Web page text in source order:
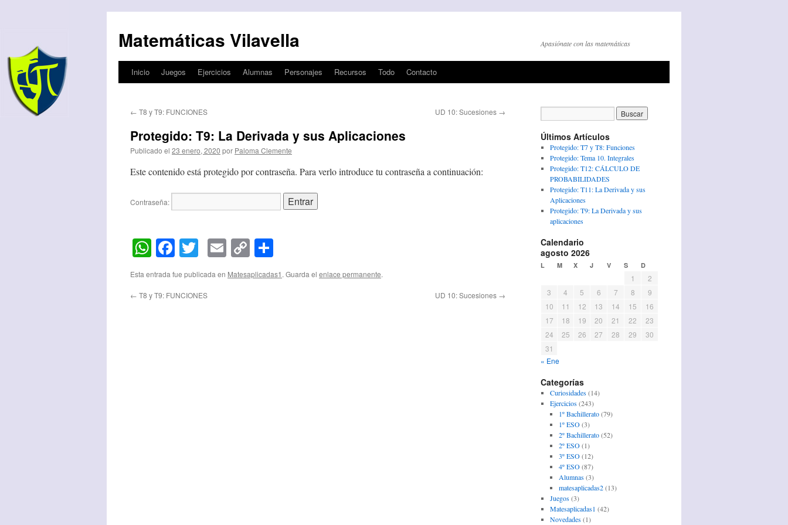
Matemáticas Vilavella Apasiónate con las matemáticas
Saltar
contenido
Inicio Juegos Ejercicios Alumnas Personajes Recursos Todo Contacto
← T8 y T9: FUNCIONES UD 10: Sucesiones →
Protegido: T9: La Derivada y sus Aplicaciones
Publicado el 23 enero, 2020 por Paloma Clemente
Este contenido está protegido por contraseña. Para verlo introduce tu contraseña a continuación:
Contraseña:
WhatsApp
Facebook
TwitterEmail
Copy
Link
Esta entrada fue publicada en Matesaplicadas1 . Guarda el enlace permanente.
← T8 y T9: FUNCIONES UD 10: Sucesiones →
Últimos Artículos
Protegido: T7 y T8: Funciones
Protegido: Tema 10. Integrales
Protegido: T12: CÁLCULO DE
PROBABILIDADES
Protegido: T11: La Derivada y sus
Aplicaciones
Protegido: T9: La Derivada y sus
aplicaciones
Calendario
agosto 2026
L M X J V S D
« Ene
1
2
3
4 5 6 7 8
9
10
11 12 13 14 15
16
17
18 19 20 21 22
23
24
25 26 27 28 29
30
31
Categorías
Curiosidades(14)
Ejercicios(243)
1º Bachillerato(79)
1º ESO(3)
2º Bachillerato(52)
2º ESO(1)
3º ESO(12)
4º ESO(87)
Alumnas(3)
matesaplicadas2(13)
Juegos(3)
Matesaplicadas1 (42)
Novedades(1)